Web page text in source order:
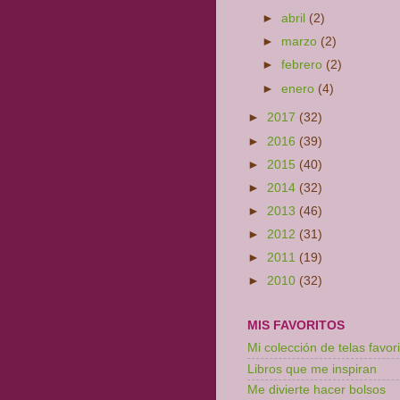
►abril (2)
► marzo (2)
►febrero (2)
►enero (4)
► 2017 (32)
► 2016 (39)
► 2015 (40)
► 2014 (32)
► 2013 (46)
► 2012 (31)
► 2011 (19)
► 2010 (32)
MIS FAVORITOS
Mi colección de telas
Libros que me inspiran
Me divierte hacer bolsos